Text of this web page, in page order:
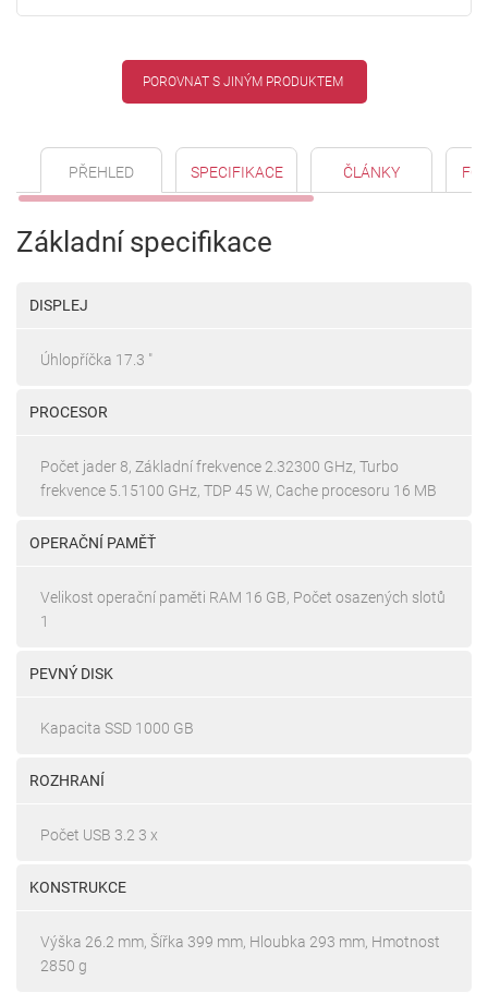
POROVNAT S JINÝM PRODUKTEM
PŘEHLED SPECIFIKACE ČLÁNKY
Základní specifikace
DISPLEJ
Úhlopříčka 17.3 "
PROCESOR
Počet jader 8, Základní frekvence 2.32300 GHz, Turbo
frekvence 5.15100 GHz, TDP 45 W, Cache procesoru 16 MB
OPERAČNÍ PAMĚŤ
Velikost operační paměti RAM 16 GB, Počet osazených slotů
1
PEVNÝ DISK
Kapacita SSD 1000 GB
ROZHRANÍ
Počet USB 3.2 3 x
KONSTRUKCE
Výška 26.2 mm, Šířka 399 mm, Hloubka 293 mm, Hmotnost
2850 g